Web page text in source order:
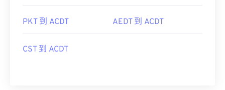
PKT 到 ACDT AEDT 到 ACDT
CST 到 ACDT